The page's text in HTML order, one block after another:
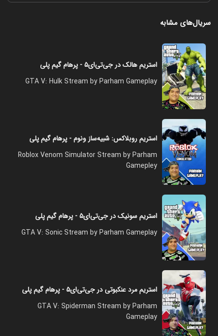
سریال‌های مشابه
استریم هالک در جی‌تی‌ای۵ - پرهام گیم پلی
GTA V: Hulk Stream by Parham Gameplay
استریم روبلاکس: شبیه‌ساز ونوم - پرهام گیم پلی
Roblox Venom Simulator Stream by Parham
Gamepley
استریم سونیک در جی‌تی‌ای۵ - پرهام گیم پلی
GTA V: Sonic Stream by Parham Gameplay
استریم مرد عنکبوتی در جی‌تی‌ای۵ - پرهام گیم پلی
GTA V: Spiderman Stream by Parham
Gameplay